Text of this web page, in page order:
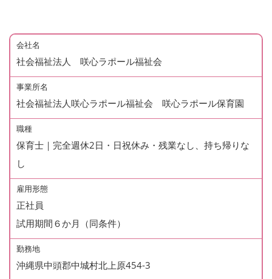
会社名
社会福祉法人 咲心ラポール福祉会
事業所名
社会福祉法人咲心ラポール福祉会 咲心ラポール保育園
職種
保育士｜完全週休2日・日祝休み・残業なし、持ち帰りな
し
雇用形態
正社員
試用期間６か月（同条件）
勤務地
沖縄県中頭郡中城村北上原454-3